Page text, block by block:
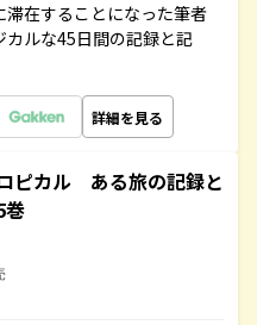
在することになった筆者
ルな45日間の記録と記
詳細を見る
ピカル ある旅の記録と